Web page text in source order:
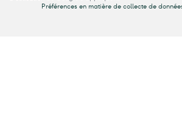
Préférences en matière de collecte de